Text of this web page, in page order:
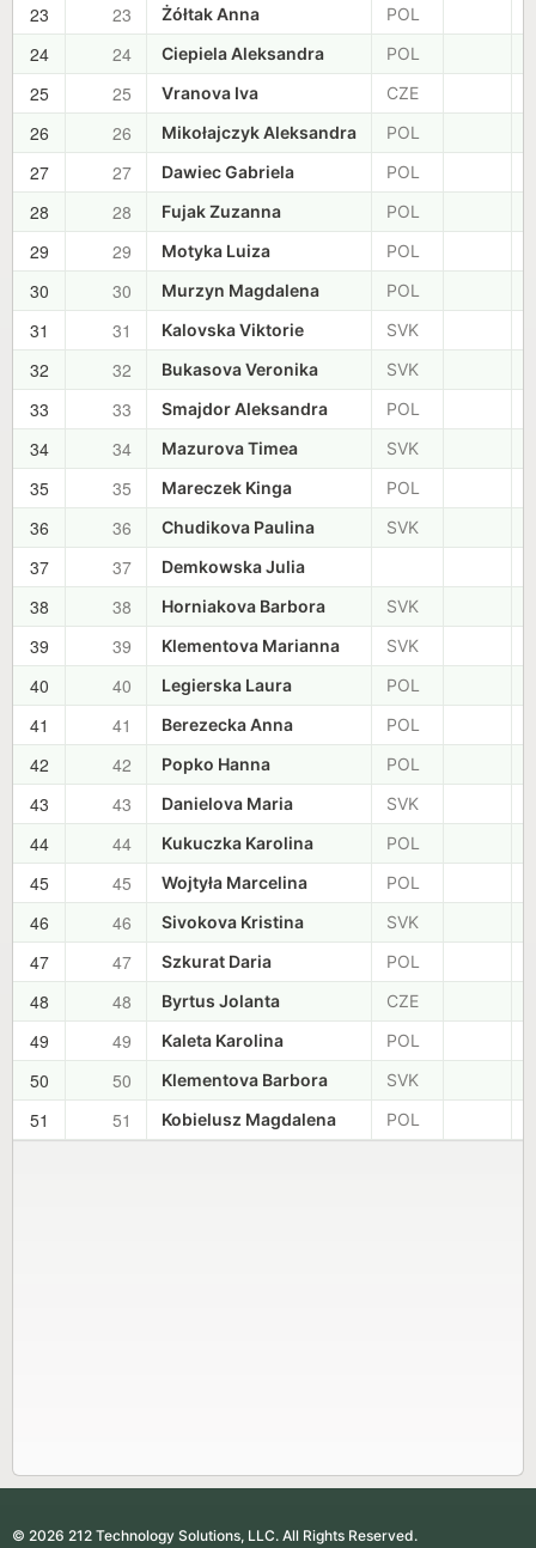
23
23 Żółtak Anna POL
24
24 Ciepiela Aleksandra POL
25
25 Vranova Iva CZE
26
26 Mikołajczyk Aleksandra POL
27
27 Dawiec Gabriela POL
28
28 Fujak Zuzanna POL
29
29 Motyka Luiza POL
30
30 Murzyn Magdalena POL
31
31 Kalovska Viktorie SVK
32
32 Bukasova Veronika SVK
33
33 Smajdor Aleksandra POL
34
34 Mazurova Timea SVK
35
35 Mareczek Kinga POL
36
36 Chudikova Paulina SVK
37
37 Demkowska Julia
38
38 Horniakova Barbora SVK
39
39 Klementova Marianna SVK
40
40 Legierska Laura POL
41
41 Berezecka Anna POL
42
42 Popko Hanna POL
43
43 Danielova Maria SVK
44
44 Kukuczka Karolina POL
45
45 Wojtyła Marcelina POL
46
46 Sivokova Kristina SVK
47
47 Szkurat Daria POL
48
48 Byrtus Jolanta CZE
49
49 Kaleta Karolina POL
50
50 Klementova Barbora SVK
51
51 Kobielusz Magdalena POL
© 2026 212 Technology Solutions, LLC. All Rights Reserved.